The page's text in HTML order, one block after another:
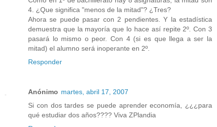
4. ¿Que significa "menos de la mitad"? ¿Tres?
Ahora se puede pasar con 2 pendientes. Y la estadística
demuestra que la mayoría que lo hace así repite 2º. Con 3
pasará lo mismo o peor. Con 4 (si es que llega a ser la
mitad) el alumno será inoperante en 2º.
Responder
Anónimo martes, abril 17, 2007
Si con dos tardes se puede aprender economía, ¿¿¿para
qué estudiar dos años???? Viva ZPlandia